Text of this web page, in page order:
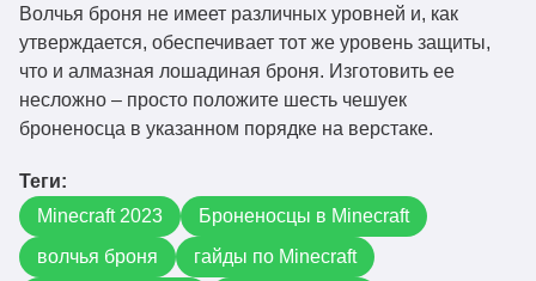
Волчья броня не имеет различных уровней и, как
утверждается, обеспечивает тот же уровень защиты,
что и алмазная лошадиная броня. Изготовить ее
несложно – просто положите шесть чешуек
броненосца в указанном порядке на верстаке.
Теги:
Minecraft 2023
Броненосцы в Minecraft
волчья броня
гайды по Minecraft